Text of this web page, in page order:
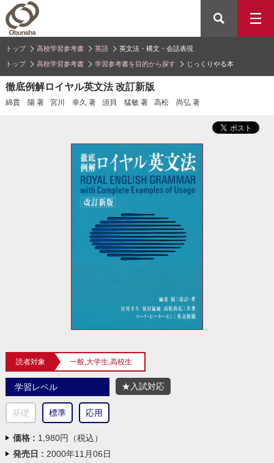
トップ 高校学習参考書 英語 英文法・構文・会話表現
トップ 高校学習参考書 学習参考書を目的から探す じっくりやる本
徹底例解ロイヤル英文法 改訂新版
綿貫 陽 著 宮川 幸久 著 須貝 猛敏 著 高松 尚弘 著
読者対象 一般,大学生,高校生
学習レベル
基礎 標準 応用
★入試対応
価格 : 1,980円（税込）
発売日 : 2000年11月06日